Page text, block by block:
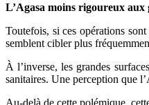
L’Agasa moins rigoureux aux
Toutefois, si ces opérations
semblent cibler plus
À l’inverse, les grandes
sanitaires. Une perception que
Au-delà de cette polémique,